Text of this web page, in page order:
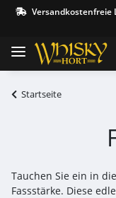
Versandkostenfreie
Startseite
Tauchen Sie ein in
Fassstärke. Diese